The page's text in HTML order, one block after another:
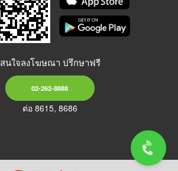
สนใจลงโฆษณา ปรึกษาฟรี
02-262-8888
ต่อ 8615, 8686